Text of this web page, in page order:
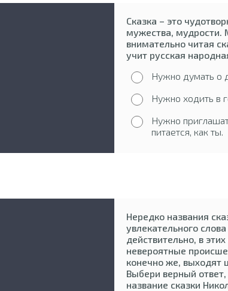
Сказка – это
мужества, мудрости.
внимательно читая
учит русская
Нужно думать о
Нужно ходить в
Нужно
питается, как ты.
Нередко названия
увлекательного
действительно, в
невероятные
конечно же,
Выбери верный
название сказки